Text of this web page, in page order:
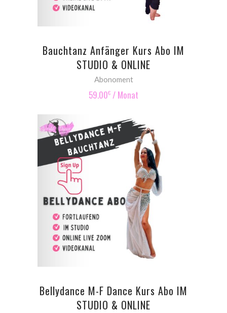
Bauchtanz Anfänger Kurs Abo IM
STUDIO & ONLINE
Abonoment
59.00€ / Monat
ADD TO CART
Bellydance M-F Dance Kurs Abo IM
STUDIO & ONLINE